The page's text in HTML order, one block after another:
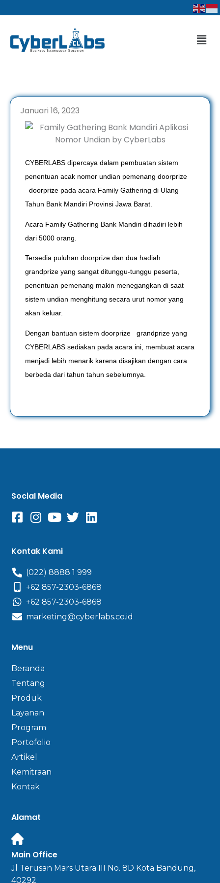
ke
Januari 16, 2023
CYBERLABS dipercaya dalam pembuatan sistem
penentuan acak nomor undian pemenang doorprize
doorprize pada acara Family Gathering di Ulang
Tahun Bank Mandiri Provinsi Jawa Barat.
Acara Family Gathering Bank Mandiri dihadiri lebih
dari 5000 orang.
Tersedia puluhan doorprize dan dua hadiah
grandprize yang sangat ditunggu-tunggu peserta,
penentuan pemenang makin menegangkan di saat
sistem undian menghitung secara urut nomor yang
akan keluar.
Dengan bantuan sistem doorprize grandprize yang
CYBERLABS sediakan pada acara ini, membuat acara
menjadi lebih menarik karena disajikan dengan cara
berbeda dari tahun tahun sebelumnya.
Social Media
Kontak Kami
(022) 8888 1 999
+62 857-2303-6868
+62 857-2303-6868
marketing@cyberlabs.co.id
Menu
Beranda
Tentang
Produk
Layanan
Program
Portofolio
Artikel
Kemitraan
Kontak
Alamat
Main Office
Jl Terusan Mars Utara III No. 8D Kota Bandung,
40292